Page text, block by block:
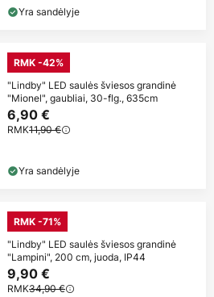
Yra sandėlyje
RMK -42%
"Lindby" LED saulės šviesos grandinė
"Mionel", gaubliai, 30-flg., 635cm
6,90 €
RMK11,90 €
Yra sandėlyje
RMK -71%
"Lindby" LED saulės šviesos grandinė
"Lampini", 200 cm, juoda, IP44
9,90 €
RMK34,90 €